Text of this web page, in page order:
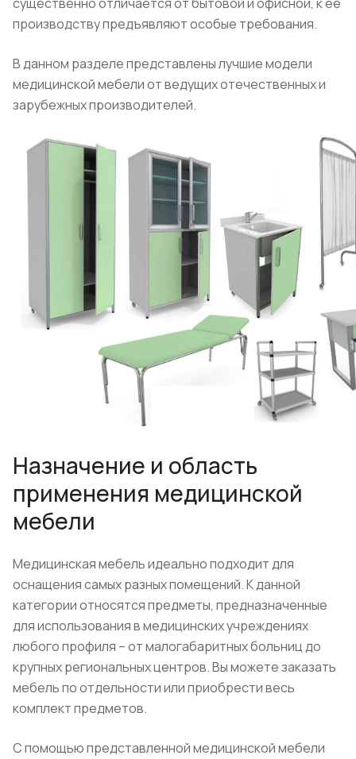
производству предъявляют особые требования.
В данном разделе представлены лучшие модели
медицинской мебели от ведущих отечественных и
зарубежных производителей.
Назначение и область
применения медицинской
мебели
Медицинская мебель идеально подходит для
оснащения самых разных помещений. К данной
категории относятся предметы, предназначенные
для использования в медицинских учреждениях
любого профиля – от малогабаритных больниц до
крупных региональных центров. Вы можете заказать
мебель по отдельности или приобрести весь
комплект предметов.
С помощью представленной медицинской мебели